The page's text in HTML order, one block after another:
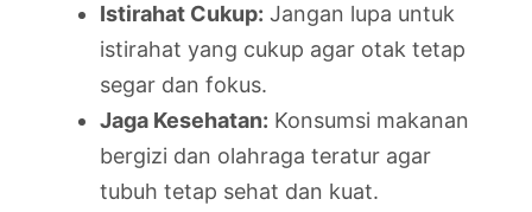
Istirahat Cukup: Jangan lupa untuk
istirahat yang cukup agar otak tetap
segar dan fokus.
Jaga Kesehatan: Konsumsi makanan
bergizi dan olahraga teratur agar
tubuh tetap sehat dan kuat.